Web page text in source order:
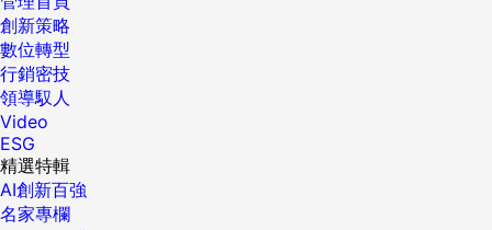
創新策略
數位轉型
行銷密技
領導馭人
Video
ESG
精選特輯
AI創新百強
名家專欄